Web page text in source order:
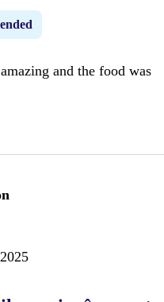
and the food was